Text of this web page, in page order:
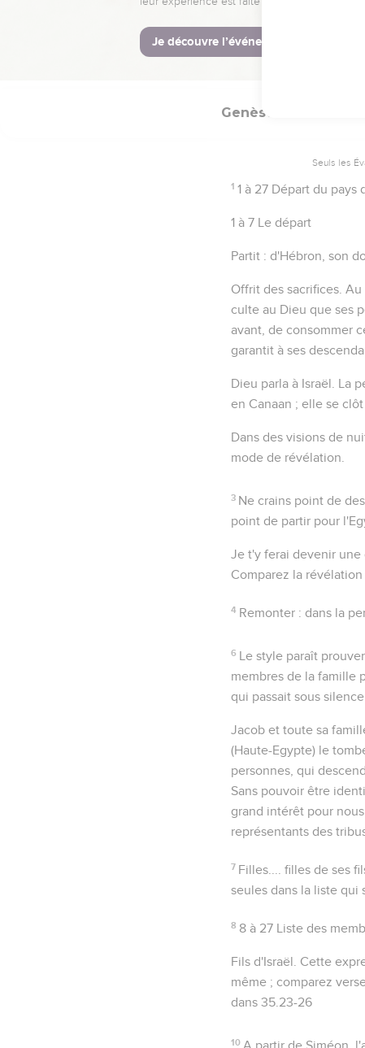
Genèse
Seuls les
1 1 à 27 Départ du pays
1 à 7 Le départ
Partit : d'Hébron, son
Offrit des sacrifices .
culte au Dieu que ses
avant, de consommer
garantit à ses
Dieu parla à Israël . La
en Canaan ; elle se
Dans des visions de
mode de révélation.
3 Ne crains point de
point de partir pour
Je t'y ferai devenir une
Comparez la révélation
4 Remonter : dans la
6 Le style paraît
membres de la famille
qui passait sous
Jacob et toute sa
(Haute-Egypte) le
personnes, qui
Sans pouvoir être
grand intérêt pour
représentants des
7 Filles.... filles de ses
seules dans la liste qui
8 8 à 27 Liste des
Fils d'Israël . Cette
même ; comparez
dans 35.23-26
10 A partir de Siméon,